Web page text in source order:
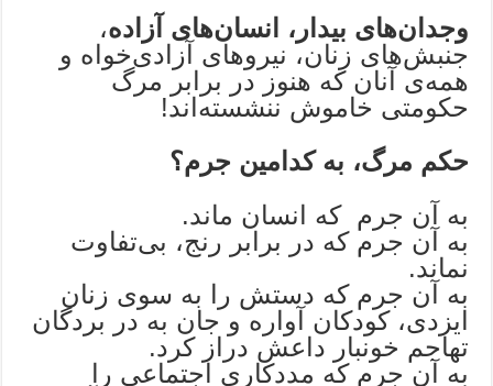
وجدان‌های بیدار، انسان‌های آزاده،
جنبش‌های زنان، نیروهای آزادی‌خواه و
همه‌ی آنان که هنوز در برابر مرگ
حکومتی خاموش ننشسته‌اند!
حکم مرگ، به کدامین جرم؟
به آن ‌جرم که انسان ماند.
به آن جرم که در برابر رنج، بی‌تفاوت
نماند.
به آن جرم که دستش را به سوی زنان
ایزدی، کودکان آواره و جان به در بردگان
تهاجم خونبار داعش دراز کرد.
به آن جرم که مددکاری اجتماعی را